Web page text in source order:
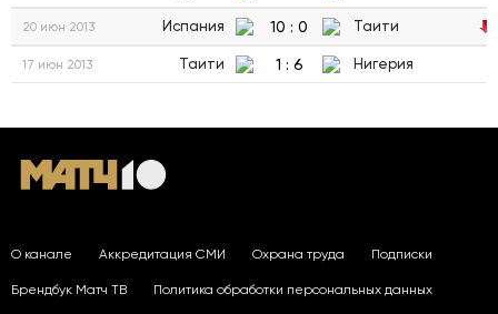
20 июн 2013 Испания 10 : 0 Таити
17 июн 2013 Таити 1 : 6 Нигерия
О канале Аккредитация СМИ Охрана труда Подписки
Брендбук Матч ТВ Политика обработки персональных данных